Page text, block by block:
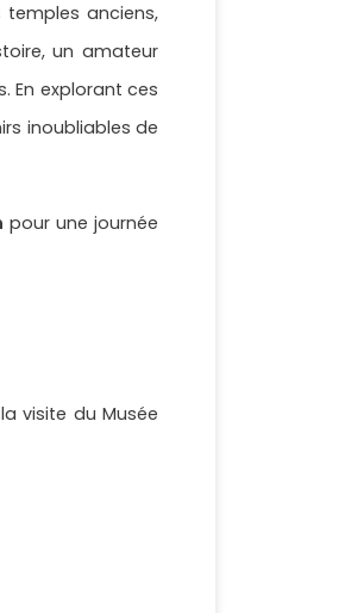
anciens,
un amateur
En explorant ces
inoubliables de
pour une journée
visite du Musée